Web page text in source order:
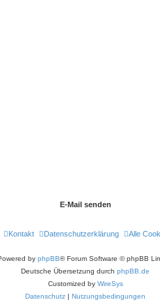
Alle
Datenschutzerklärung
Kontakt
by phpBB® Forum Software © phpBB
Deutsche Übersetzung durch phpBB.de
Customized by WireSys
Datenschutz
Nutzungsbedingungen